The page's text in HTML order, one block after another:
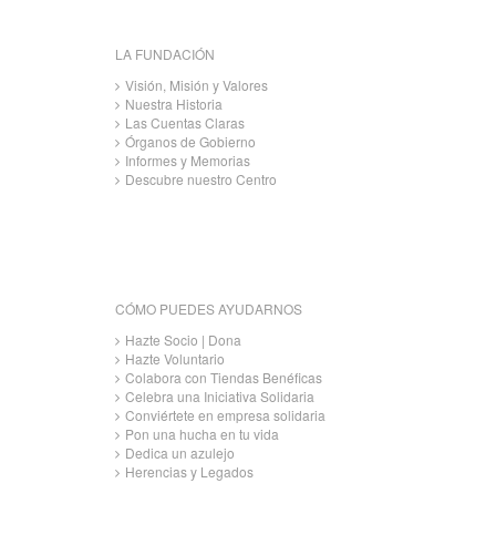
LA FUNDACIÓN
Visión, Misión y Valores
Nuestra Historia
Las Cuentas Claras
Órganos de Gobierno
Informes y Memorias
Descubre nuestro Centro
CÓMO PUEDES AYUDARNOS
Hazte Socio | Dona
Hazte Voluntario
Colabora con Tiendas Benéficas
Celebra una Iniciativa Solidaria
Conviértete en empresa solidaria
Pon una hucha en tu vida
Dedica un azulejo
Herencias y Legados